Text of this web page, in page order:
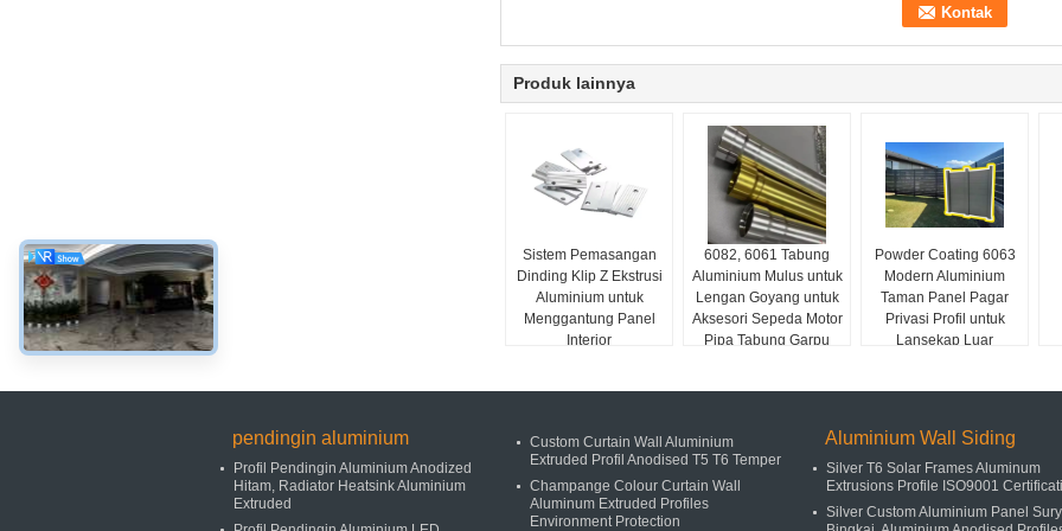
Produk lainnya
Sistem Pemasangan
Dinding Klip Z Ekstrusi
Aluminium untuk
Menggantung Panel
Interior
6082, 6061 Tabung
Aluminium Mulus untuk
Lengan Goyang untuk
Aksesori Sepeda Motor
Pipa Tabung Garpu
Powder Coating 6063
Modern Aluminium
Taman Panel Pagar
Privasi Profil untuk
Lansekap Luar
pendingin aluminium
Profil Pendingin Aluminium Anodized
Hitam, Radiator Heatsink Aluminium
Extruded
Custom Curtain Wall Aluminium
Extruded Profil Anodised T5 T6 Temper
Champange Colour Curtain Wall
Aluminum Extruded Profiles
Environment Protection
Aluminium Wall Siding
Silver T6 Solar Frames Aluminum
Extrusions Profile ISO9001
Silver Custom Aluminium Panel